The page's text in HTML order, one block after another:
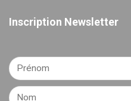
Inscription Newsletter